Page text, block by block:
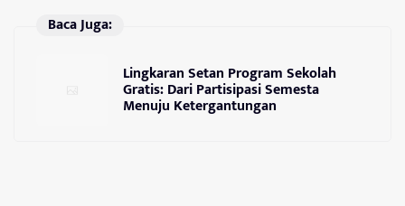
Baca Juga:
Lingkaran Setan Program Sekolah
Gratis: Dari Partisipasi Semesta
Menuju Ketergantungan